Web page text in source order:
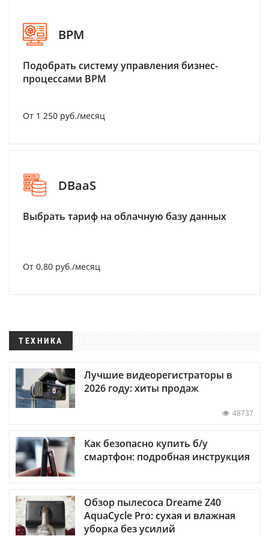
BPM
Подобрать систему управления бизнес-
процессами BPM
От 1 250 руб./месяц
DBaaS
Выбрать тариф на облачную базу данных
От 0.80 руб./месяц
ТЕХНИКА
Лучшие видеорегистраторы в
2026 году: хиты продаж
48737
Как безопасно купить б/у
смартфон: подробная инструкция
Обзор пылесоса Dreame Z40
AquaCycle Pro: сухая и влажная
уборка без усилий